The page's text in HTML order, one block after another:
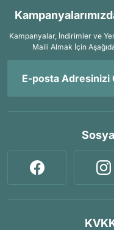
Kampanyalar, İndirimler ve
Maili Almak İçin